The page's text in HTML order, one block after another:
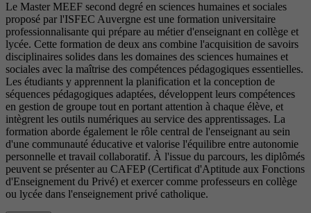
Le Master MEEF second degré en sciences humaines et sociales
proposé par l'ISFEC Auvergne est une formation universitaire
professionnalisante qui prépare au métier d'enseignant en collège et
lycée. Cette formation de deux ans combine l'acquisition de savoirs
disciplinaires solides dans les domaines des sciences humaines et
sociales avec la maîtrise des compétences pédagogiques essentielles.
Les étudiants y apprennent la planification et la conception de
séquences pédagogiques adaptées, développent leurs compétences
en gestion de groupe tout en portant attention à chaque élève, et
intègrent les outils numériques au service des apprentissages. La
formation aborde également le rôle central de l'enseignant au sein
d'une communauté éducative et valorise l'équilibre entre autonomie
personnelle et travail collaboratif. À l'issue du parcours, les diplômés
peuvent se présenter au CAFEP (Certificat d'Aptitude aux Fonctions
d'Enseignement du Privé) et exercer comme professeurs en collège
ou lycée dans l'enseignement privé catholique.